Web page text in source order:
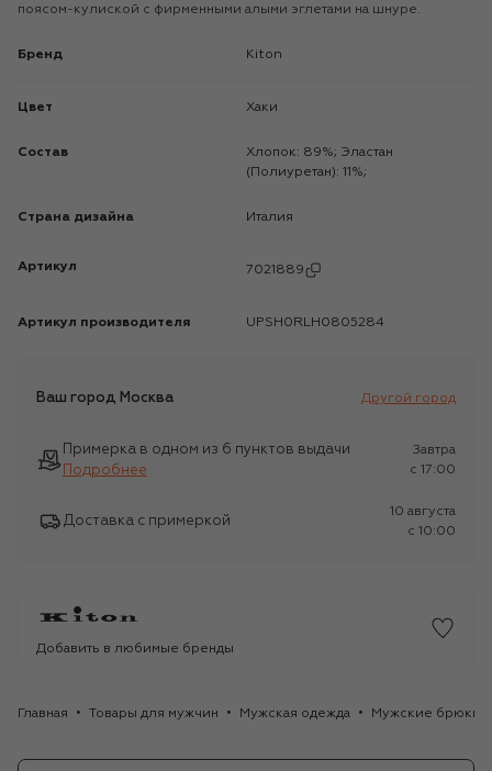
поясом-кулиской с фирменными алыми эглетами на шнуре.
Бренд Kiton
Цвет Хаки
Состав
Хлопок: 89%; Эластан
(Полиуретан): 11%;
Страна дизайна Италия
Артикул 7021889
Артикул производителя UPSH0RLH0805284
Ваш город Москва Другой город
Примерка в одном из 6 пунктов выдачи
Подробнее
Завтра
c 17:00
Доставка с примеркой
10 августа
c 10:00
Добавить в любимые бренды
Главная Товары для мужчин Мужская одежда Мужские брюки